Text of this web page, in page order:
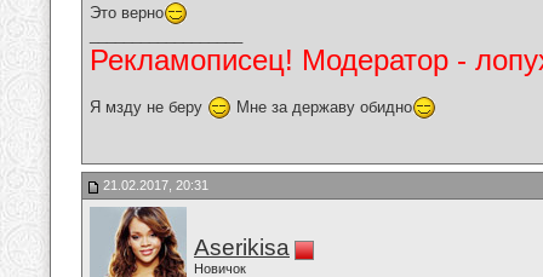
Это верно
Рекламописец! Модератор -
Я мзду не беру Мне за державу обидно
21.02.2017, 20:31
Aserikisa
Новичок